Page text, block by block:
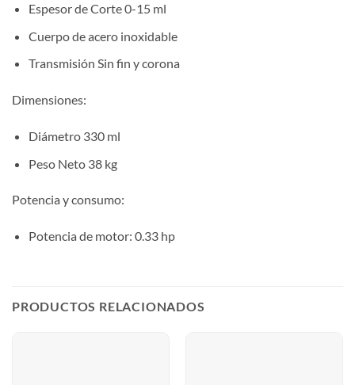
Espesor de Corte 0-15 ml
Cuerpo de acero inoxidable
Transmisión Sin fin y corona
Dimensiones:
Diámetro 330 ml
Peso Neto 38 kg
Potencia y consumo:
Potencia de motor: 0.33 hp
PRODUCTOS RELACIONADOS